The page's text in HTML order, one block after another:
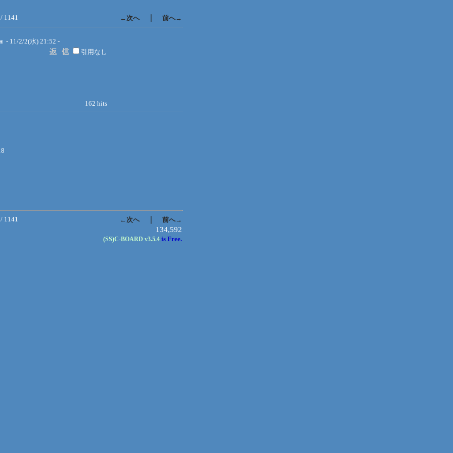
1141 ←次へ｜ 前へ→
- 11/2/2(水) 21:52 -
引用なし
162 hits
1141 ←次へ｜ 前へ→
134,592
(SS)C-BOARD v3.5.4 is Free.